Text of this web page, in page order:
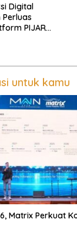
Digital
PIJAR
untuk kamu
Matrix Perkuat